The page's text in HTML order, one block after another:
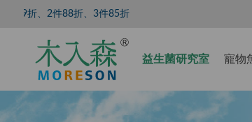
3件85折
益生菌研究室 寵物